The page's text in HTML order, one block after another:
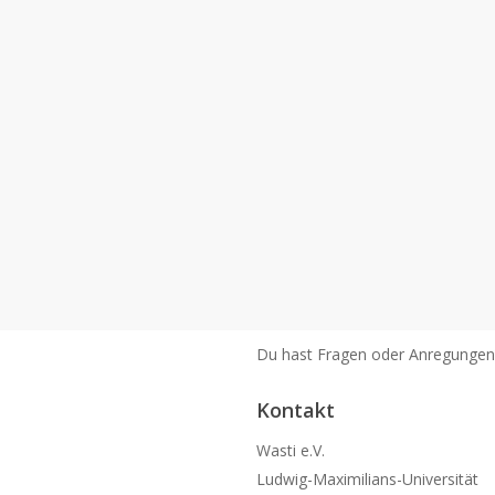
Du hast Fragen oder
Kontakt
Wasti e.V.
Ludwig-Maximilians-Universität